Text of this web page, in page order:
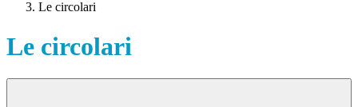
Le circolari
Le circolari